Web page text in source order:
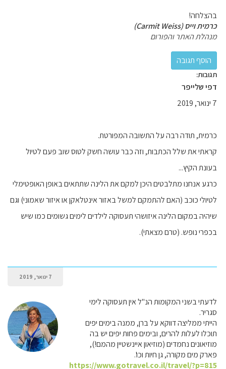
בהצלחה!
כרמית וייס (Carmit Weiss)
מנהלת האתר והפורום
תגובות:
דפי שלייפר
7 ינואר, 2019
כרמית, תודה רבה על התשובה המפורטת.
קראתי את שלל הכתבות, וזה כבר עושה חשק לטוס שוב פעם לטיול
בעונת הקיץ...
כרגע אנחנו מתלבטים היכן למקם את הלינה שתתאים באופן האופטימלי
לטיולי כוכב (האם להתמקם למשל באזור אינטלאקן או איזור שאמוני) וגם
שיהיה במקום הלינה איזושהי תעסוקה לילדים לימים גשומים כמו שיש
בכפרי נופש. (טרם מצאתי).
7 ינואר, 2019
לדעתי בשני המקומות הנ"ל אין תעסוקה לימי
סגריר.
הייתי ממליצה דווקא על ברן, ממנה בימים יפים
תוכלו לעלות להרים, ובימים פחות יפים יש בה
מוזיאונים נחמדים (מוזיאון איינשטיין מהמם!),
פארק מים מקורה, גן חיות וכו'.
https://www.gotravel.co.il/travel/?p=815